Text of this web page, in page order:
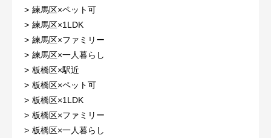
練馬区×ペット可
練馬区×1LDK
練馬区×ファミリー
練馬区×一人暮らし
板橋区×駅近
板橋区×ペット可
板橋区×1LDK
板橋区×ファミリー
板橋区×一人暮らし